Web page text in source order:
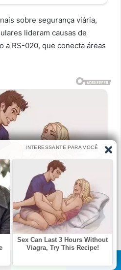
sobre segurança viária,
lideram causas de
a RS-020, que conecta áreas